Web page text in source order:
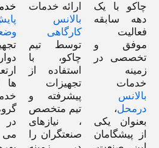
چاکو با یک
دهه سابقه‌
فعالیت
موفق و
تخصصی در
زمینه
خدمات
بالانس
درمحل،
بعنوان یکی
از پیشگامان
ارائه خدمات
بالانس
کارگاهی
توسط تیم
چاکو، با
استفاده از
تجهیزات
پیشرفته و
تیم متخصص
، نیازهای
صنعتگران را
ها
می